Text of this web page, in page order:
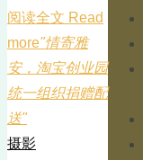
阅读全文 Read
more"情寄雅
安，淘宝创业园
统一组织捐赠配
送"
摄影